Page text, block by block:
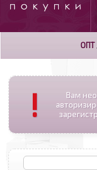
ОПТ
!
Вам